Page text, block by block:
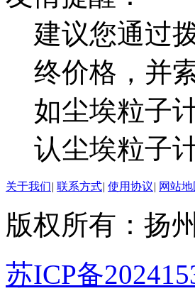
建议您通过
终价格，并
如尘埃粒子
认尘埃粒子
关于我们| 联系方式| 使用协议| 网站地
版权所有：扬
苏ICP备